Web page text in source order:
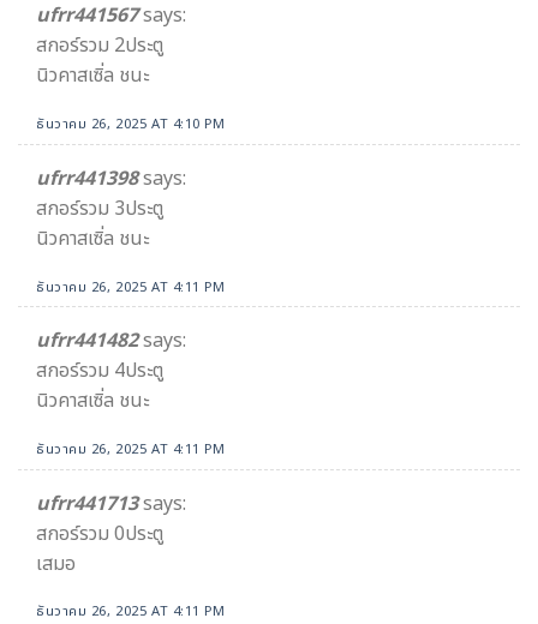
ufrr441567says:
สกอร์รวม 2ประตู
นิวคาสเซิ่ล ชนะ
ธันวาคม 26, 2025 AT 4:10 PM
ufrr441398says:
สกอร์รวม 3ประตู
นิวคาสเซิ่ล ชนะ
ธันวาคม 26, 2025 AT 4:11 PM
ufrr441482says:
สกอร์รวม 4ประตู
นิวคาสเซิ่ล ชนะ
ธันวาคม 26, 2025 AT 4:11 PM
ufrr441713says:
สกอร์รวม 0ประตู
เสมอ
ธันวาคม 26, 2025 AT 4:11 PM